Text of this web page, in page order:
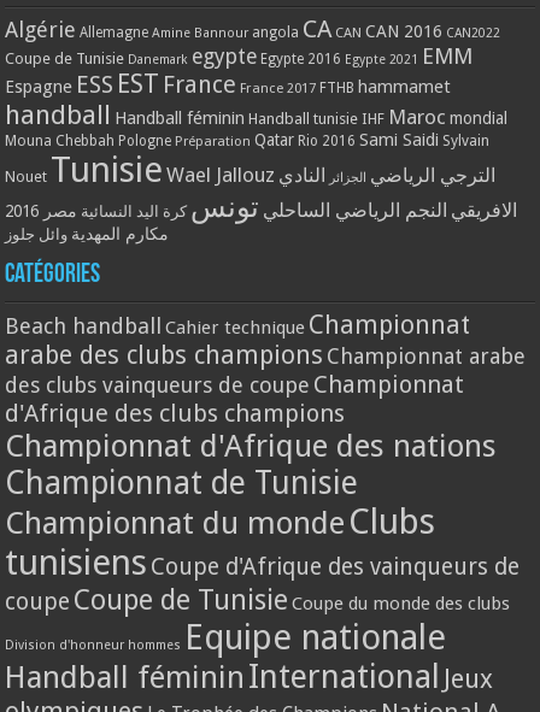
Algérie Allemagne Amine Bannour angola CA CAN CAN 2016 CAN2022
Coupe de Tunisie Danemark egypte Egypte 2016 Egypte 2021 EMM
Espagne ESS EST France France 2017 FTHB hammamet
handball Handball féminin Handball tunisie IHF Maroc mondial
Mouna Chebbah Pologne Préparation Qatar Rio 2016 Sami Saidi Sylvain
Nouet Tunisie Wael Jallouz الترجي الرياضي الجزائر النادي
الافريقي النجم الرياضي الساحلي تونس كرة اليد النسائية مصر 2016
مكارم المهدية وائل جلوز
Catégories
Beach handball Cahier technique Championnat
arabe des clubs champions Championnat arabe
des clubs vainqueurs de coupe Championnat
d'Afrique des clubs champions
Championnat d'Afrique des nations
Championnat de Tunisie
Championnat du monde Clubs
tunisiens Coupe d'Afrique des vainqueurs de
coupe Coupe de Tunisie Coupe du monde des clubs
Division d'honneur hommes Equipe nationale
Handball féminin International Jeux